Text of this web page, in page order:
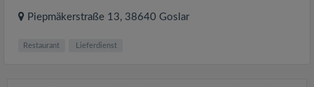
Piepmäkerstraße 13, 38640 Goslar
Restaurant Lieferdienst